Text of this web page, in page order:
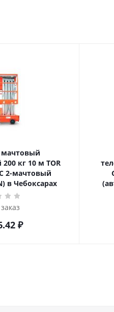
TOR
2-мачтовый
в Чебоксарах
₽